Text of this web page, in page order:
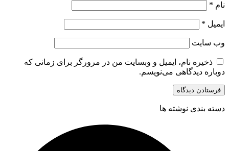
نام *
ایمیل *
وب‌ سایت
ذخیره نام، ایمیل و وبسایت من در مرورگر برای زمانی که
دوباره دیدگاهی می‌نویسم.
دسته بندی نوشته ها